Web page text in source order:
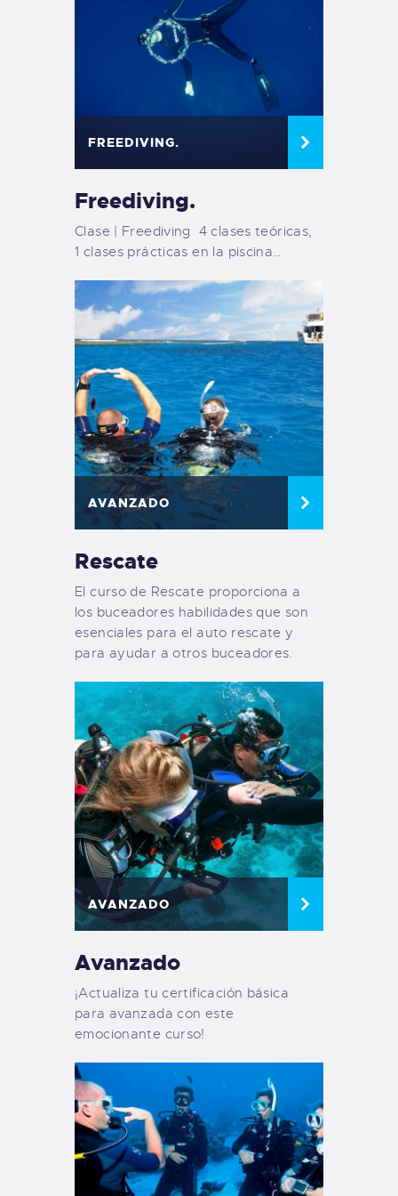
FREEDIVING.
Freediving.
Clase | Freediving 4 clases teóricas,
1 clases prácticas en la piscina…
AVANZADO
Rescate
El curso de Rescate proporciona a
los buceadores habilidades que son
esenciales para el auto rescate y
para ayudar a otros buceadores.
AVANZADO
Avanzado
¡Actualiza tu certificación básica
para avanzada con este
emocionante curso!